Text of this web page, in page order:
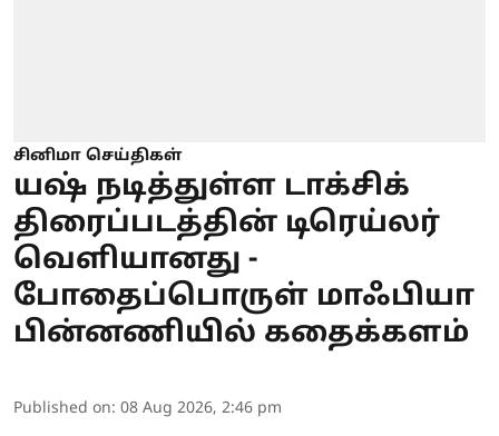
சினிமா செய்திகள்
யஷ் நடித்துள்ள டாக்சிக்
திரைப்படத்தின் டிரெய்லர்
வெளியானது -
போதைப்பொருள் மாஃபியா
பின்னணியில் கதைக்களம்
Published on: 08 Aug 2026, 2:46 pm